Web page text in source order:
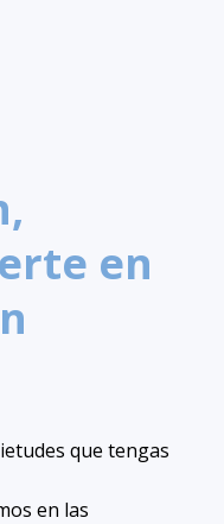
en
que tengas
en las